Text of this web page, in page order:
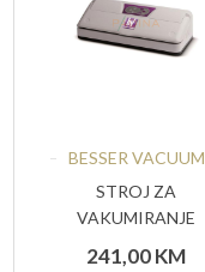
BESSER VACUUM
STROJ ZA
VAKUMIRANJE
241,00KM